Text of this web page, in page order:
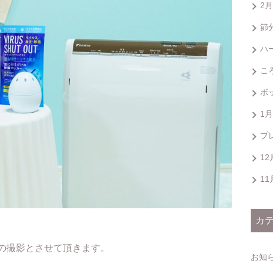
影とさせて頂きます。
2
節
ハ
こ
ボ
1
プ
12
11
カ
お知